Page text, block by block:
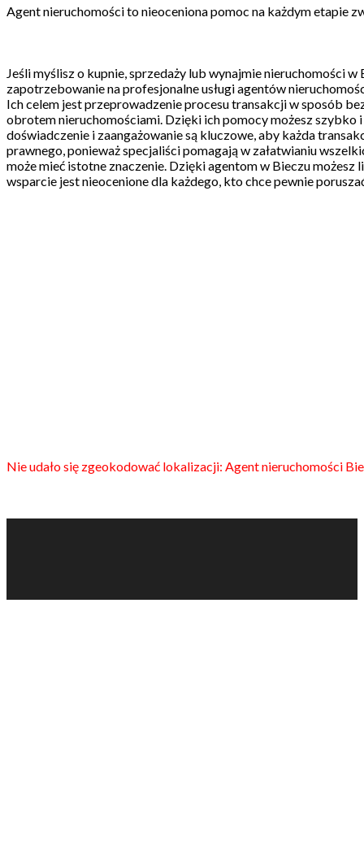
Agent nieruchomości to nieoceniona pomoc na każdym etapie
Jeśli myślisz o kupnie, sprzedaży lub wynajmie nieruchomości
zapotrzebowanie na profesjonalne usługi agentów
Ich celem jest przeprowadzenie procesu transakcji w sposób
obrotem nieruchomościami. Dzięki ich pomocy możesz szybko
doświadczenie i zaangażowanie są kluczowe, aby każda
prawnego, ponieważ specjaliści pomagają w załatwianiu
może mieć istotne znaczenie. Dzięki agentom w Bieczu
wsparcie jest nieocenione dla każdego, kto chce pewnie
Nie udało się zgeokodować lokalizacji: Agent nieruchomości